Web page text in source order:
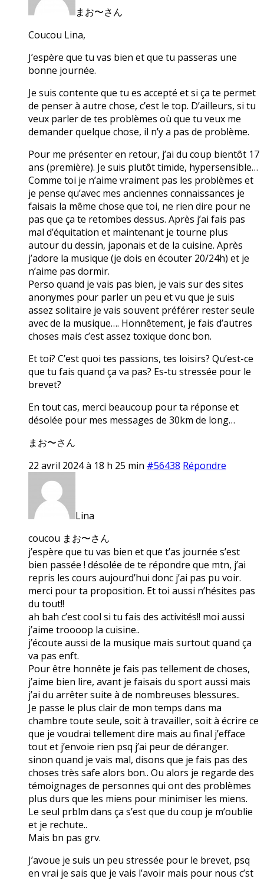
まお〜さん
Coucou Lina,
J’espère que tu vas bien et que tu passeras une
bonne journée.
Je suis contente que tu es accepté et si ça te permet
de penser à autre chose, c’est le top. D’ailleurs, si tu
veux parler de tes problèmes où que tu veux me
demander quelque chose, il n’y a pas de problème.
Pour me présenter en retour, j’ai du coup bientôt 17
ans (première). Je suis plutôt timide, hypersensible…
Comme toi je n’aime vraiment pas les problèmes et
je pense qu’avec mes anciennes connaissances je
faisais la même chose que toi, ne rien dire pour ne
pas que ça te retombes dessus. Après j’ai fais pas
mal d’équitation et maintenant je tourne plus
autour du dessin, japonais et de la cuisine. Après
j’adore la musique (je dois en écouter 20/24h) et je
n’aime pas dormir.
Perso quand je vais pas bien, je vais sur des sites
anonymes pour parler un peu et vu que je suis
assez solitaire je vais souvent préférer rester seule
avec de la musique…. Honnêtement, je fais d’autres
choses mais c’est assez toxique donc bon.
Et toi? C’est quoi tes passions, tes loisirs? Qu’est-ce
que tu fais quand ça va pas? Es-tu stressée pour le
brevet?
En tout cas, merci beaucoup pour ta réponse et
désolée pour mes messages de 30km de long…
まお〜さん
22 avril 2024 à 18 h 25 min #56438 Répondre
Lina
coucou まお〜さん
j’espère que tu vas bien et que t’as journée s’est
bien passée ! désolée de te répondre que mtn, j’ai
repris les cours aujourd’hui donc j’ai pas pu voir.
merci pour ta proposition. Et toi aussi n’hésites pas
du tout!!
ah bah c’est cool si tu fais des activités!! moi aussi
j’aime troooop la cuisine..
j’écoute aussi de la musique mais surtout quand ça
va pas enft.
Pour être honnête je fais pas tellement de choses,
j’aime bien lire, avant je faisais du sport aussi mais
j’ai du arrêter suite à de nombreuses blessures..
Je passe le plus clair de mon temps dans ma
chambre toute seule, soit à travailler, soit à écrire ce
que je voudrai tellement dire mais au final j’efface
tout et j’envoie rien psq j’ai peur de déranger.
sinon quand je vais mal, disons que je fais pas des
choses très safe alors bon.. Ou alors je regarde des
témoignages de personnes qui ont des problèmes
plus durs que les miens pour minimiser les miens.
Le seul prblm dans ça s’est que du coup je m’oublie
et je rechute..
Mais bn pas grv.
J’avoue je suis un peu stressée pour le brevet, psq
en vrai je sais que je vais l’avoir mais pour nous c’st